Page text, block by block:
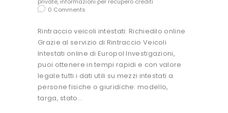
private, informazioni per recupero crediti
0 Comments
Rintraccio veicoli intestati: Richiedilo online
Grazie al servizio di Rintraccio Veicoli
Intestati online di Europol Investigazioni,
puoi ottenere in tempi rapidi e con valore
legale tutti i dati utili su mezzi intestati a
persone fisiche o giuridiche: modello,
targa, stato…